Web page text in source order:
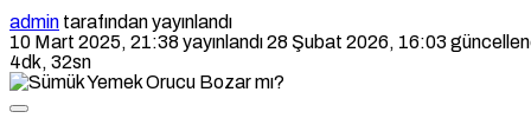
admin tarafından yayınlandı
10 Mart 2025, 21:38yayınlandı28 Şubat 2026, 16:03
4dk, 32sn